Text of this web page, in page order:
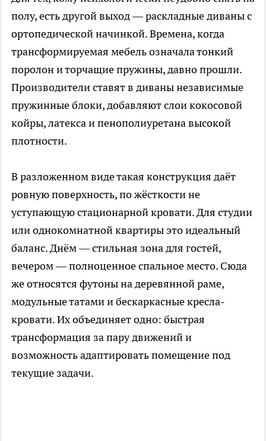
полу, есть другой выход — раскладные диваны с
ортопедической начинкой. Времена, когда
трансформируемая мебель означала тонкий
поролон и торчащие пружины, давно прошли.
Производители ставят в диваны независимые
пружинные блоки, добавляют слои кокосовой
койры, латекса и пенополиуретана высокой
плотности.
В разложенном виде такая конструкция даёт
ровную поверхность, по жёсткости не
уступающую стационарной кровати. Для студии
или однокомнатной квартиры это идеальный
баланс. Днём — стильная зона для гостей,
вечером — полноценное спальное место. Сюда
же относятся футоны на деревянной раме,
модульные татами и бескаркасные кресла-
кровати. Их объединяет одно: быстрая
трансформация за пару движений и
возможность адаптировать помещение под
текущие задачи.